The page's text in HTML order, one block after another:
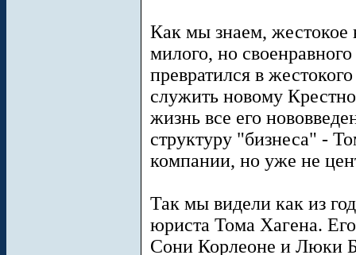
Как мы знаем, жестокое
милого, но
превратился в
служить новому
жизнь все его
структуру "бизнеса" -
компании, но уже не
Так мы видели как из
юриста Тома Хагена.
Сони Корлеоне и Люки